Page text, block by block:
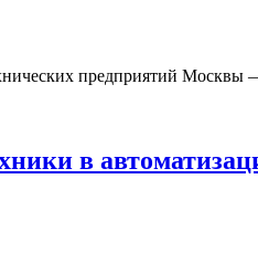
предприятий
в